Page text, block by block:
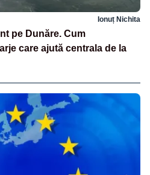
Ionuț Nichita
pe Dunăre. Cum
care ajută centrala de la